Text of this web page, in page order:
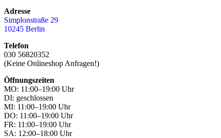
Adresse
Simplonstraße 29
10245 Berlin
Telefon
030 56820352
(Keine Onlineshop Anfragen!)
Öffnungszeiten
MO: 11:00–19:00 Uhr
DI: geschlossen
MI: 11:00–19:00 Uhr
DO: 11:00–19:00 Uhr
FR: 11:00–19:00 Uhr
SA: 12:00–18:00 Uhr